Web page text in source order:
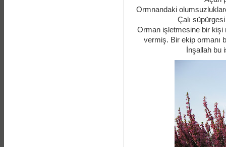
Ormnandaki
Çalı
Orman işletmesine bir kişi
vermiş. Bir ekip ormanı
İnşallah bu